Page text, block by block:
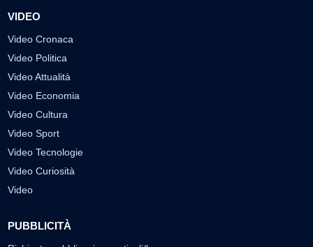
VIDEO
Video Cronaca
Video Politica
Video Attualità
Video Economia
Video Cultura
Video Sport
Video Tecnologie
Video Curiosità
Video
PUBBLICITÀ